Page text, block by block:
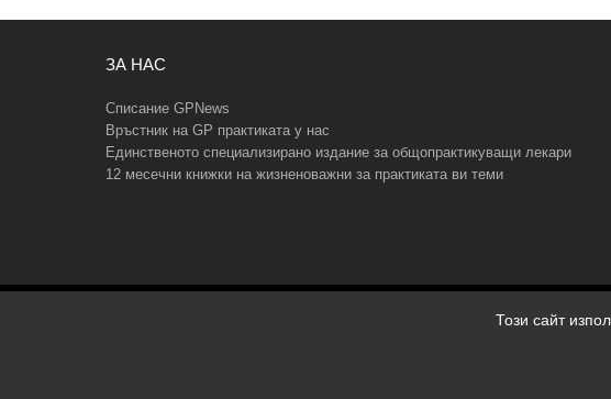
ЗА НАС
Списание GPNews
Връстник на GP практиката у нас
Единственото специализирано издание за общопрактикуващи лекари
12 месечни книжки на жизненоважни за практиката ви теми
Този сайт